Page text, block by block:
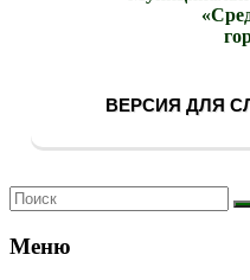
ВЕРСИЯ ДЛЯ
Меню